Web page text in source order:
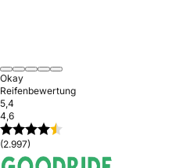
Okay
Reifenbewertung
5,4
4,6
(2.997)